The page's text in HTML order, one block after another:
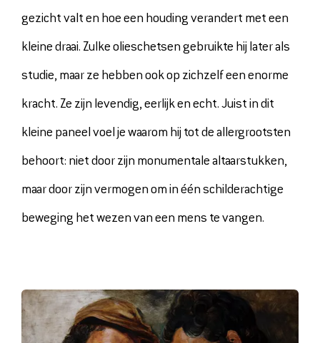
gezicht valt en hoe een houding verandert met een
kleine draai. Zulke olieschetsen gebruikte hij later als
studie, maar ze hebben ook op zichzelf een enorme
kracht. Ze zijn levendig, eerlijk en echt. Juist in dit
kleine paneel voel je waarom hij tot de allergrootsten
behoort: niet door zijn monumentale altaarstukken,
maar door zijn vermogen om in één schilderachtige
beweging het wezen van een mens te vangen.